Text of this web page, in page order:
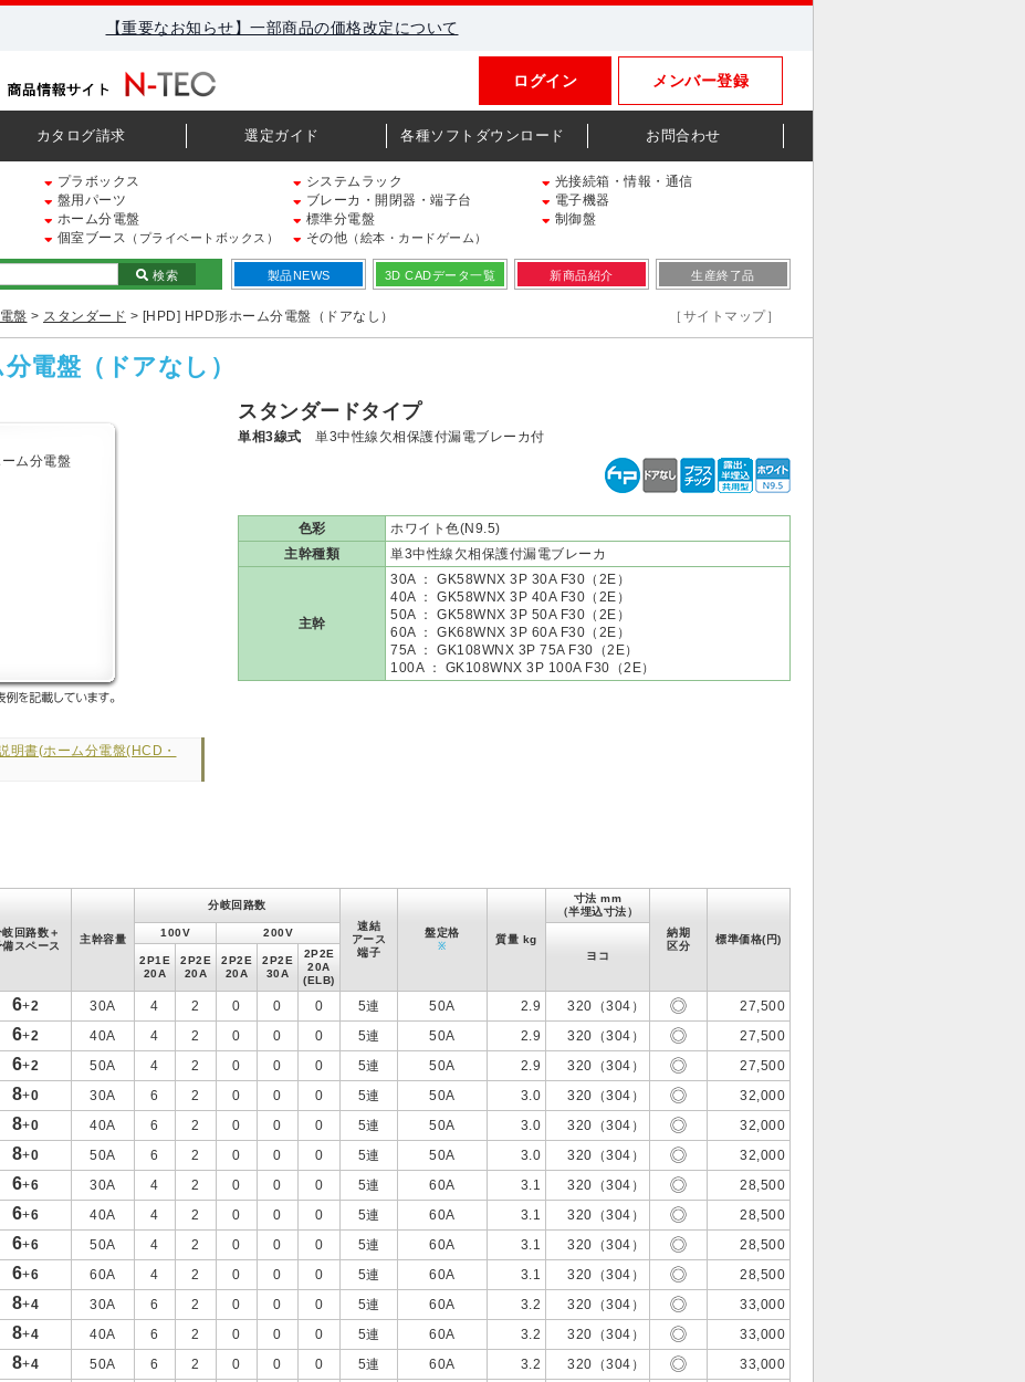
【重要なお知らせ】一部商品の価格改定について
メンバー登録
ログイン
カタログ請求 選定ガイド 各種ソフトダウンロード お問合わせ
プラボックス システムラック
光接続箱・情報・通信
盤用パーツ ブレーカ・開閉器・端子台
電子機器
ホーム分電盤 標準分電盤
制御盤
個室ブース （プライベートボックス） その他 （絵本・カードゲーム）
検索 製品NEWS 3D CADデータ一覧 新商品紹介 生産終了品
盤 > スタンダード > [HPD] HPD形ホーム分電盤（ドアなし） ［サイトマップ］
電盤（ドアなし）
明書(ホーム分電盤(HCD・
スタンダードタイプ
単相3線式 単3中性線欠相保護付漏電ブレーカ付
色彩
ホワイト色(N9.5)
主幹種類
単3中性線欠相保護付漏電ブレーカ
主幹
30A ： GK58WNX 3P 30A F30（2E）
40A ： GK58WNX 3P 40A F30（2E）
50A ： GK58WNX 3P 50A F30（2E）
60A ： GK68WNX 3P 60A F30（2E）
75A ： GK108WNX 3P 75A F30（2E）
100A ： GK108WNX 3P 100A F30（2E）
岐回路数＋
備スペース
主幹容量
分岐回路数
速結
アース
端子
盤定格
※
質量 kg
寸法 mm
（半埋込寸法）
納期
区分
標準価格(円)
100V
200V
ヨコ
2P1E
20A
2P2E
20A
2P2E
20A
2P2E
30A
2P2E
20A
(ELB)
6+2 30A 4 2 0 0 0 5連 50A 2.9 320（304）
27,500
6+2 40A 4 2 0 0 0 5連 50A 2.9 320（304）
27,500
6+2 50A 4 2 0 0 0 5連 50A 2.9 320（304）
27,500
8+0 30A 6 2 0 0 0 5連 50A 3.0 320（304）
32,000
8+0 40A 6 2 0 0 0 5連 50A 3.0 320（304）
32,000
8+0 50A 6 2 0 0 0 5連 50A 3.0 320（304）
32,000
6+6 30A 4 2 0 0 0 5連 60A 3.1 320（304）
28,500
6+6 40A 4 2 0 0 0 5連 60A 3.1 320（304）
28,500
6+6 50A 4 2 0 0 0 5連 60A 3.1 320（304）
28,500
6+6 60A 4 2 0 0 0 5連 60A 3.1 320（304）
28,500
8+4 30A 6 2 0 0 0 5連 60A 3.2 320（304）
33,000
8+4 40A 6 2 0 0 0 5連 60A 3.2 320（304）
33,000
8+4 50A 6 2 0 0 0 5連 60A 3.2 320（304）
33,000